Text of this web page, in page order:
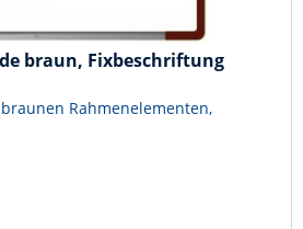
braun, Fixbeschriftung
Rahmenelementen,